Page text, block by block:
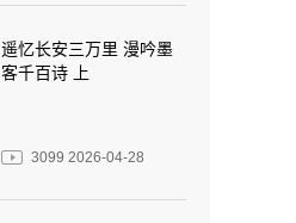
遥忆长安三万里 漫吟墨
客千百诗 上
3099 2026-04-28